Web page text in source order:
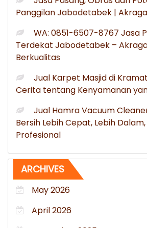
Panggilan Jabodetabek |
WA: 0851-6507-8767 Jasa
Terdekat Jabodetabek –
Berkualitas
Jual Karpet Masjid di
Cerita tentang Kenyamanan
Jual Hamra Vacuum
Bersih Lebih Cepat, Lebih
Profesional
ARCHIVES
May 2026
April 2026